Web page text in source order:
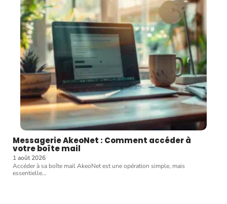
Messagerie AkeoNet : Comment accéder à
votre boîte mail
1 août 2026
Accéder à sa boîte mail AkeoNet est une opération simple, mais
essentielle…